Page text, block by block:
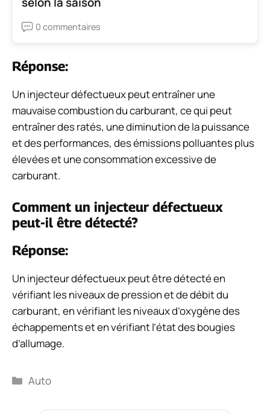
0 commentaires
Réponse:
Un injecteur défectueux peut entraîner une
mauvaise combustion du carburant, ce qui peut
entraîner des ratés, une diminution de la puissance
et des performances, des émissions polluantes plus
élevées et une consommation excessive de
carburant.
Comment un injecteur défectueux
peut-il être détecté?
Réponse:
Un injecteur défectueux peut être détecté en
vérifiant les niveaux de pression et de débit du
carburant, en vérifiant les niveaux d’oxygène des
échappements et en vérifiant l’état des bougies
d’allumage.
Catégories
Auto